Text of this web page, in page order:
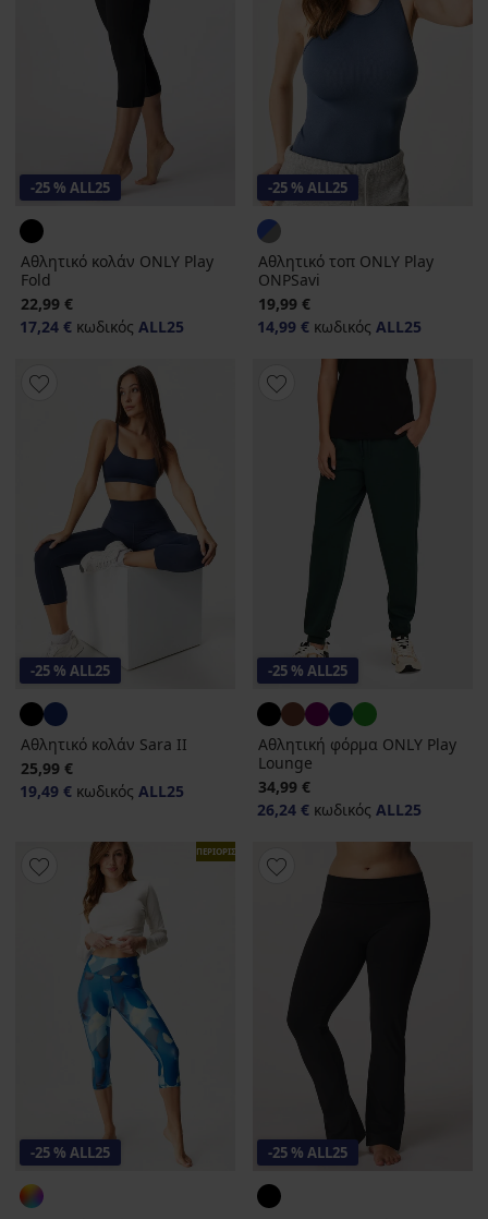
-25 % ALL25
Αθλητικό κολάν ONLY Play
Fold
22,99 €
17,24 € κωδικός ALL25
-25 % ALL25
Αθλητικό τοπ ONLY Play
ONPSavi
19,99 €
14,99 € κωδικός ALL25
-25 % ALL25
Αθλητικό κολάν Sara ΙΙ
25,99 €
19,49 € κωδικός ALL25
-25 % ALL25
Αθλητική φόρμα ONLY Play
Lounge
34,99 €
26,24 € κωδικός ALL25
ΠΕΡΙΟΡΙΣΜΕΝΑ
-25 % ALL25 -25 % ALL25